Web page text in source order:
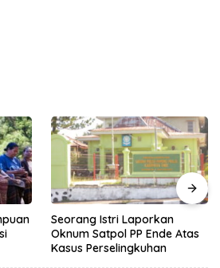
Seorang Istri Laporkan
Oknum Satpol PP Ende Atas
Kasus Perselingkuhan